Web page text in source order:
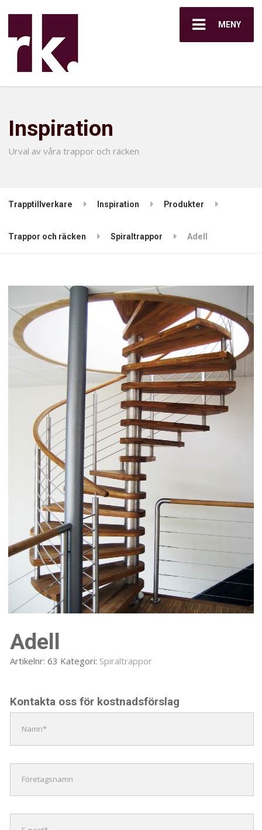
MENY
Inspiration
Urval av våra trappor och räcken
Trapptillverkare Inspiration Produkter
Trappor och räcken Spiraltrappor Adell
Adell
Artikelnr: 63 Kategori: Spiraltrappor
Kontakta oss för kostnadsförslag